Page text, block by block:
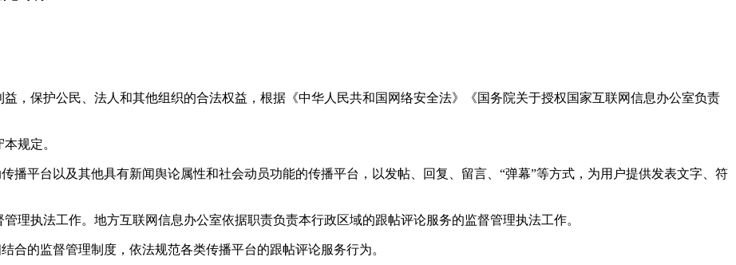
，保护公民、法人和其他组织的合法权益，根据《中华人民共和国网络安全法》《国务院关于授权国家互联网信息办公室负责
规定。
播平台以及其他具有新闻舆论属性和社会动员功能的传播平台，以发帖、回复、留言、“弹幕”等方式，为用户提供发表文字、符
理执法工作。地方互联网信息办公室依据职责负责本行政区域的跟帖评论服务的监督管理执法工作。
合的监督管理制度，依法规范各类传播平台的跟帖评论服务行为。